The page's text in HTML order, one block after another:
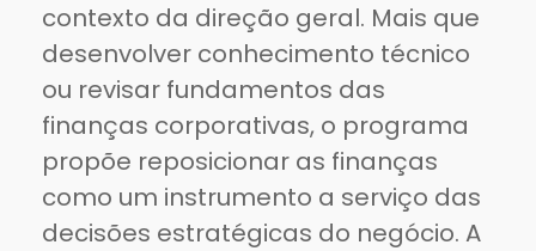
contexto da direção geral. Mais que
desenvolver conhecimento técnico
ou revisar fundamentos das
finanças corporativas, o programa
propõe reposicionar as finanças
como um instrumento a serviço das
decisões estratégicas do negócio. A